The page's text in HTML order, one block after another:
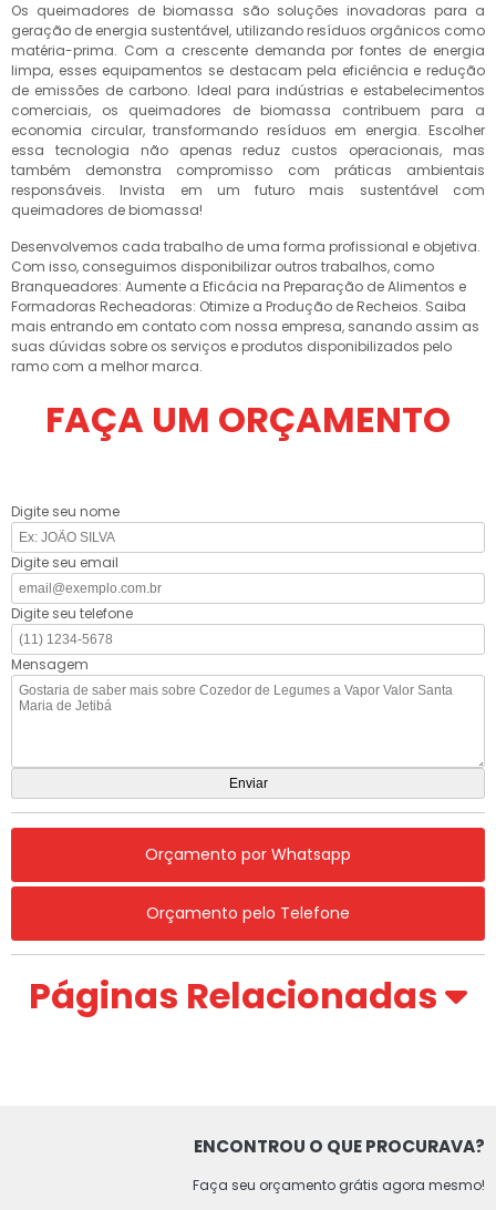
Os queimadores de biomassa são soluções inovadoras para a
geração de energia sustentável, utilizando resíduos orgânicos como
matéria-prima. Com a crescente demanda por fontes de energia
limpa, esses equipamentos se destacam pela eficiência e redução
de emissões de carbono. Ideal para indústrias e estabelecimentos
comerciais, os queimadores de biomassa contribuem para a
economia circular, transformando resíduos em energia. Escolher
essa tecnologia não apenas reduz custos operacionais, mas
também demonstra compromisso com práticas ambientais
responsáveis. Invista em um futuro mais sustentável com
queimadores de biomassa!
Desenvolvemos cada trabalho de uma forma profissional e objetiva.
Com isso, conseguimos disponibilizar outros trabalhos, como
Branqueadores: Aumente a Eficácia na Preparação de Alimentos e
Formadoras Recheadoras: Otimize a Produção de Recheios. Saiba
mais entrando em contato com nossa empresa, sanando assim as
suas dúvidas sobre os serviços e produtos disponibilizados pelo
ramo com a melhor marca.
FAÇA UM ORÇAMENTO
Digite seu nome
Digite seu email
Digite seu telefone
Mensagem
Orçamento por Whatsapp
Orçamento pelo Telefone
Páginas Relacionadas
ENCONTROU O QUE PROCURAVA?
Faça seu orçamento grátis agora mesmo!